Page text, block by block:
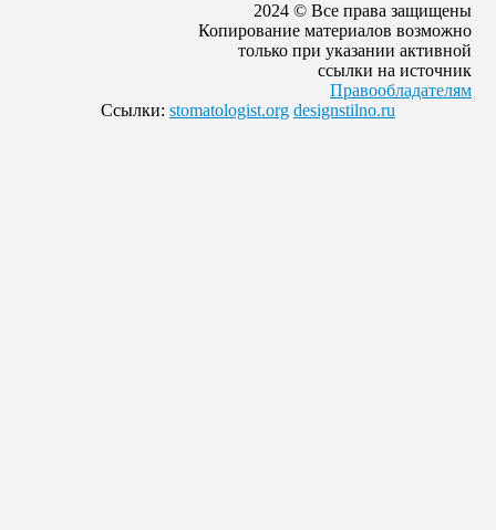
2024 © Все права защищены
Копирование материалов возможно
только при указании активной
ссылки на источник
Правообладателям
Ссылки: stomatologist.org designstilno.ru